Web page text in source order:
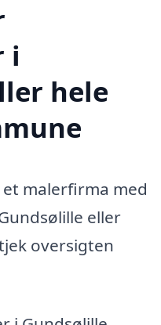
i
hele
malerfirma med
eller
oversigten